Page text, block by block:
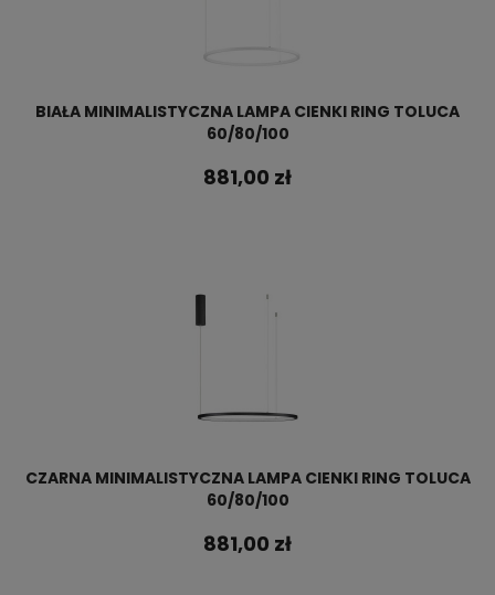
BIAŁA MINIMALISTYCZNA LAMPA CIENKI RING TOLUCA
60/80/100
881,00 zł
CZARNA MINIMALISTYCZNA LAMPA CIENKI RING TOLUCA
60/80/100
881,00 zł